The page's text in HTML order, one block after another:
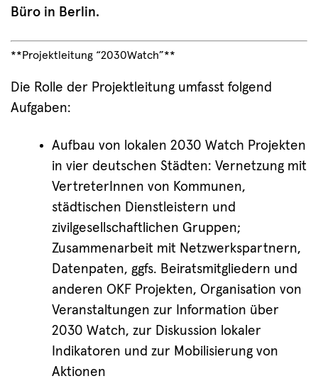
Büro in Berlin.
**Projektleitung “2030Watch”**
Die Rolle der Projektleitung umfasst folgend
Aufgaben:
Aufbau von lokalen 2030 Watch Projekten
in vier deutschen Städten: Vernetzung mit
VertreterInnen von Kommunen,
städtischen Dienstleistern und
zivilgesellschaftlichen Gruppen;
Zusammenarbeit mit Netzwerkspartnern,
Datenpaten, ggfs. Beiratsmitgliedern und
anderen OKF Projekten, Organisation von
Veranstaltungen zur Information über
2030 Watch, zur Diskussion lokaler
Indikatoren und zur Mobilisierung von
Aktionen